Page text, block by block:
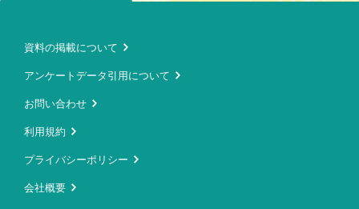
資料の掲載について
アンケートデータ引用について
お問い合わせ
利用規約
プライバシーポリシー
会社概要